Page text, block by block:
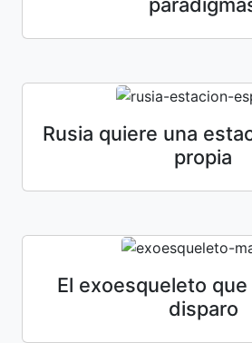
Rusia quiere una
propia
El exoesqueleto
disparo